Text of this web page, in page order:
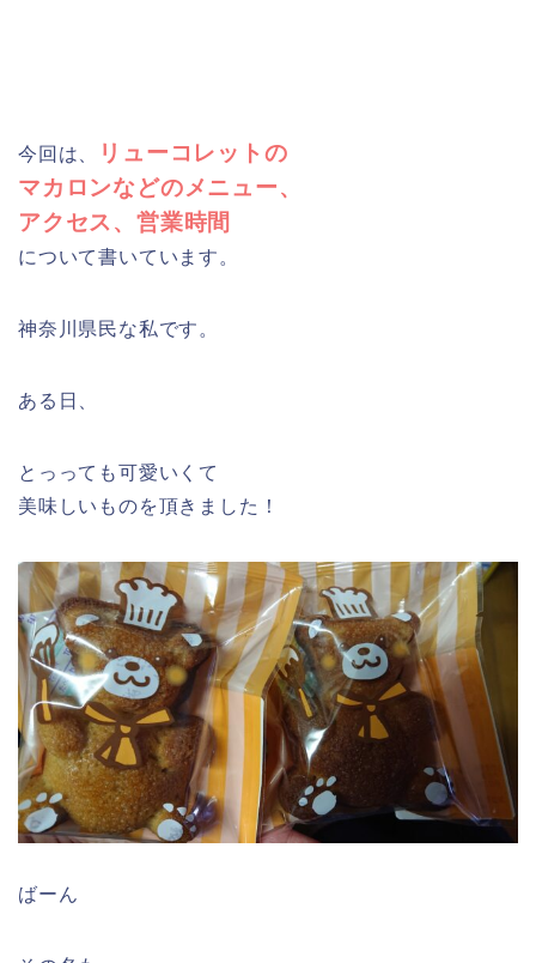
今回は、
リューコレットの
マカロンなどのメニュー、
アクセス、営業時間
について書いています。
神奈川県民な私です。
ある日、
とっっても可愛いくて
美味しいものを頂きました！
ばーん